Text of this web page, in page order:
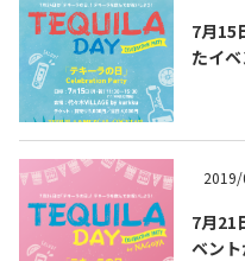
テキーラの飲み方
テキーラマップ
メキシコ料理
7月15
たイ
7月21
ベン